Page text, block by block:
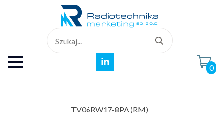
for:
0
TV06RW17-8PA (RM)